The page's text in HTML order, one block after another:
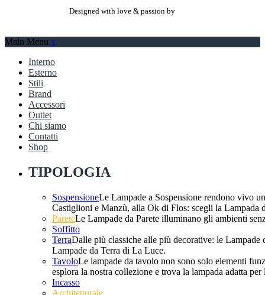
Designed with love & passion by
Main Menu x
Interno
Esterno
Stili
Brand
Accessori
Outlet
Chi siamo
Contatti
Shop
TIPOLOGIA
SospensioneLe Lampade a Sospensione rendono vivo
Castiglioni e Manzù, alla Ok di Flos: scegli la Lampada
PareteLe Lampade da Parete illuminano gli ambienti
Soffitto
TerraDalle più classiche alle più decorative: le
Lampade da Terra di La Luce.
TavoloLe lampade da tavolo non sono solo elementi
esplora la nostra collezione e trova la lampada adatta per
Incasso
Architetturale